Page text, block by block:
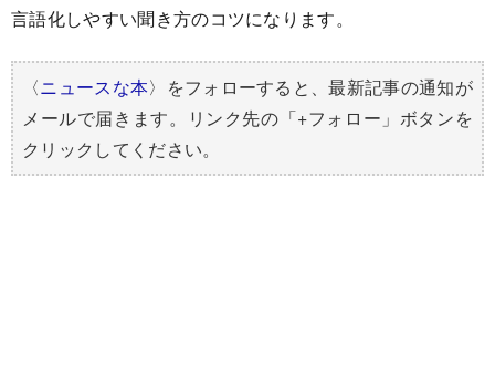
言語化しやすい聞き方のコツになります。
〈ニュースな本〉をフォローすると、最新記事の通知が
メールで届きます。リンク先の「+フォロー」ボタンを
クリックしてください。